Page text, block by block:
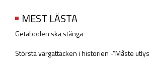
MEST LÄSTA
Getaboden ska stänga
Största vargattacken i historien -”Måste